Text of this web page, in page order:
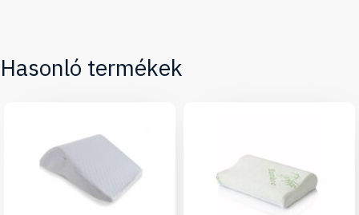
Hasonló termékek